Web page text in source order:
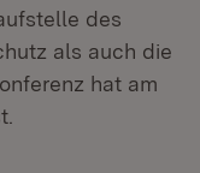
des
als auch die
hat am
neuem Fenster)